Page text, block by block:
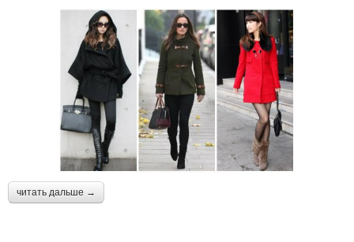
читать дальше →